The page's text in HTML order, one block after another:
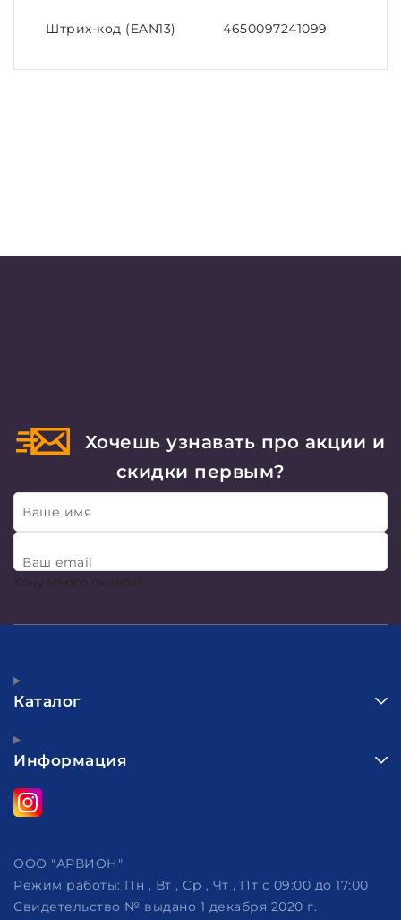
Штрих-код (EAN13) 4650097241099
Хочешь узнавать про акции и
скидки первым?
Ваше имя
Ваш email
Хочу много скидок!
Каталог
Информация
ООО "АРВИОН"
Режим работы: Пн , Вт , Ср , Чт , Пт c 09:00 до 17:00
Свидетельство № выдано 1 декабря 2020 г.